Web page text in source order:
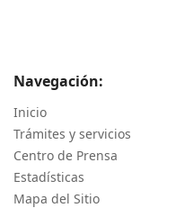
Navegación:
Inicio
Trámites y servicios
Centro de Prensa
Estadísticas
Mapa del Sitio